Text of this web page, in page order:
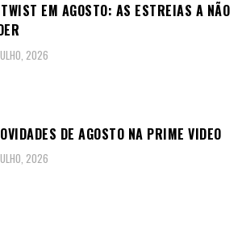
EM AGOSTO: AS ESTREIAS A NÃO
2026
DE AGOSTO NA PRIME VIDEO
2026